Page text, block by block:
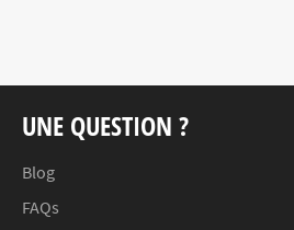
UNE QUESTION ?
Blog
FAQs